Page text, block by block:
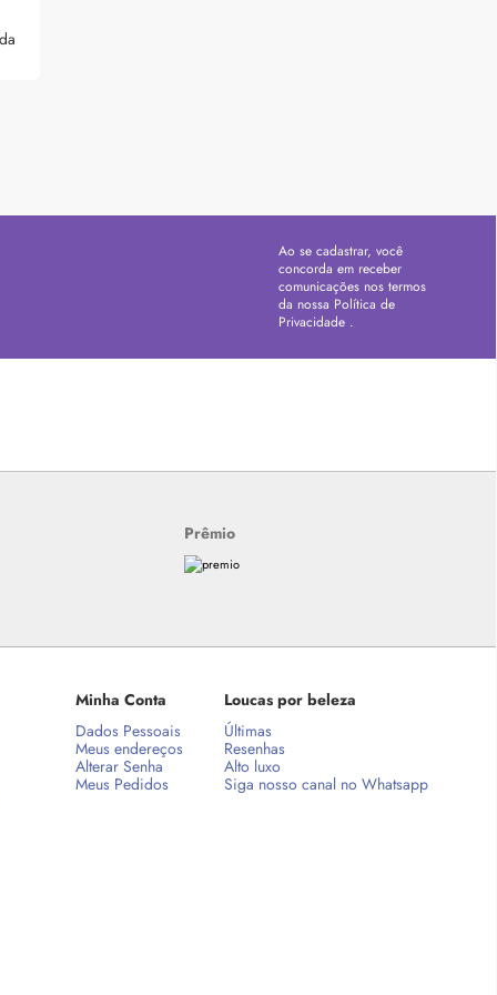
Ao se cadastrar, você
concorda em receber
comunicações nos termos
da nossa Política de
Privacidade .
Prêmio
Minha Conta
Dados Pessoais
Meus endereços
Alterar Senha
Meus Pedidos
Loucas por beleza
Últimas
Resenhas
Alto luxo
Siga nosso canal no Whatsapp